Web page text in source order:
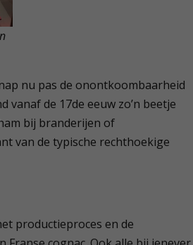
nu pas de onontkoombaarheid
vanaf de 17de eeuw zo’n beetje
bij branderijen of
van de typische rechthoekige
productieproces en de